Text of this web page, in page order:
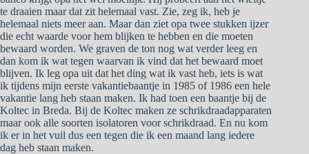
te draaien maar dat zit helemaal vast. Zie, zeg ik, heb je
helemaal niets meer aan. Maar dan ziet opa twee stukken ijzer
die echt waarde voor hem blijken te hebben en die moeten
bewaard worden. We graven de ton nog wat verder leeg en
dan kom ik wat tegen waarvan ik vind dat het bewaard moet
blijven. Ik leg opa uit dat het ding wat ik vast heb, iets is wat
ik tijdens mijn eerste vakantiebaantje in 1985 of 1986 een hele
vakantie lang heb staan maken. Ik had toen een baantje bij de
Koltec in Breda. Bij de Koltec maken ze schrikdraadapparaten
maar ook alle soorten isolatoren voor schrikdraad. En nu kom
ik er in het vuil dus een tegen die ik een maand lang iedere
dag heb staan maken.